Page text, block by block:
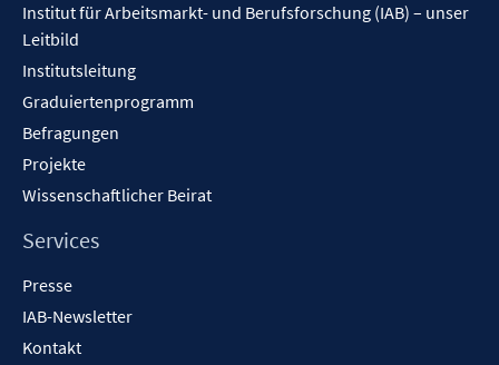
Institut für Arbeitsmarkt- und Berufsforschung (IAB) – unser
Leitbild
Institutsleitung
Graduiertenprogramm
Befragungen
Projekte
Wissenschaftlicher Beirat
Services
Presse
IAB-Newsletter
Kontakt